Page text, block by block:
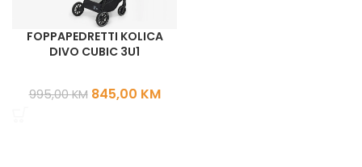
FOPPAPEDRETTI KOLICA
DIVO CUBIC 3U1
995,00KM 845,00 KM